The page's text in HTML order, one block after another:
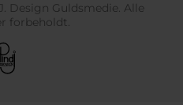
Design Guldsmedie. Alle
forbeholdt.